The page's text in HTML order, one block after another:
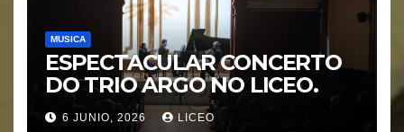
MUSICA
ESPECTACULAR CONCERTO
DO TRIO ARGO NO LICEO.
6 JUNIO, 2026 LICEO